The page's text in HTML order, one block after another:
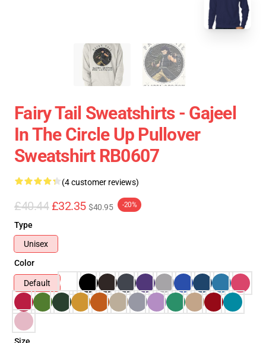
Fairy Tail Sweatshirts - Gajeel
In The Circle Up Pullover
Sweatshirt RB0607
(4 customer reviews)
£40.44 £32.35 $40.95 -20%
Type
Unisex
Color
Default